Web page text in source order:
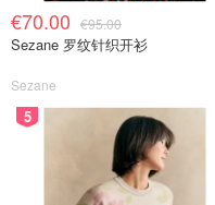
€70.00 €95.00
Sezane 罗纹针织开衫
Sezane
5